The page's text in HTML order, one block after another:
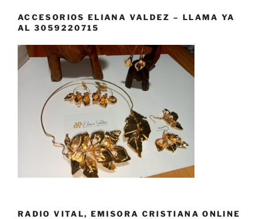
ACCESORIOS ELIANA VALDEZ – LLAMA YA
AL 3059220715
RADIO VITAL, EMISORA CRISTIANA ONLINE